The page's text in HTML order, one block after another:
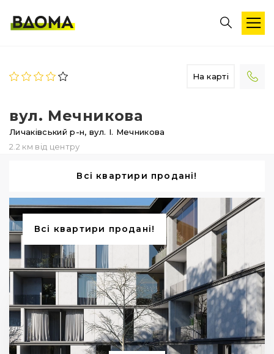
На карті
вул. Мечникова
Личаківський р-н, вул. І. Мечникова
2.2 км від центру
Всі квартири продані!
Всі квартири продані!